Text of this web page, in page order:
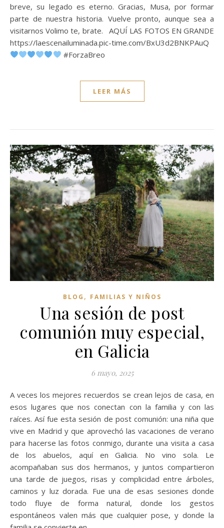
breve, su legado es eterno. Gracias, Musa, por formar
parte de nuestra historia. Vuelve pronto, aunque sea a
visitarnos Volimo te, brate. AQUÍ LAS FOTOS EN GRANDE
https://laescenailuminada.pic-time.com/BxU3d2BNKPAuQ
#ForzaBreo
LEER MÁS
BLOG , FAMILIAS Y NIÑOS
Una sesión de post
comunión muy especial,
en Galicia
6 mayo, 2025
A veces los mejores recuerdos se crean lejos de casa, en
esos lugares que nos conectan con la familia y con las
raíces. Así fue esta sesión de post comunión: una niña que
vive en Madrid y que aprovechó las vacaciones de verano
para hacerse las fotos conmigo, durante una visita a casa
de los abuelos, aquí en Galicia. No vino sola. Le
acompañaban sus dos hermanos, y juntos compartieron
una tarde de juegos, risas y complicidad entre árboles,
caminos y luz dorada. Fue una de esas sesiones donde
todo fluye de forma natural, donde los gestos
espontáneos valen más que cualquier pose, y donde la